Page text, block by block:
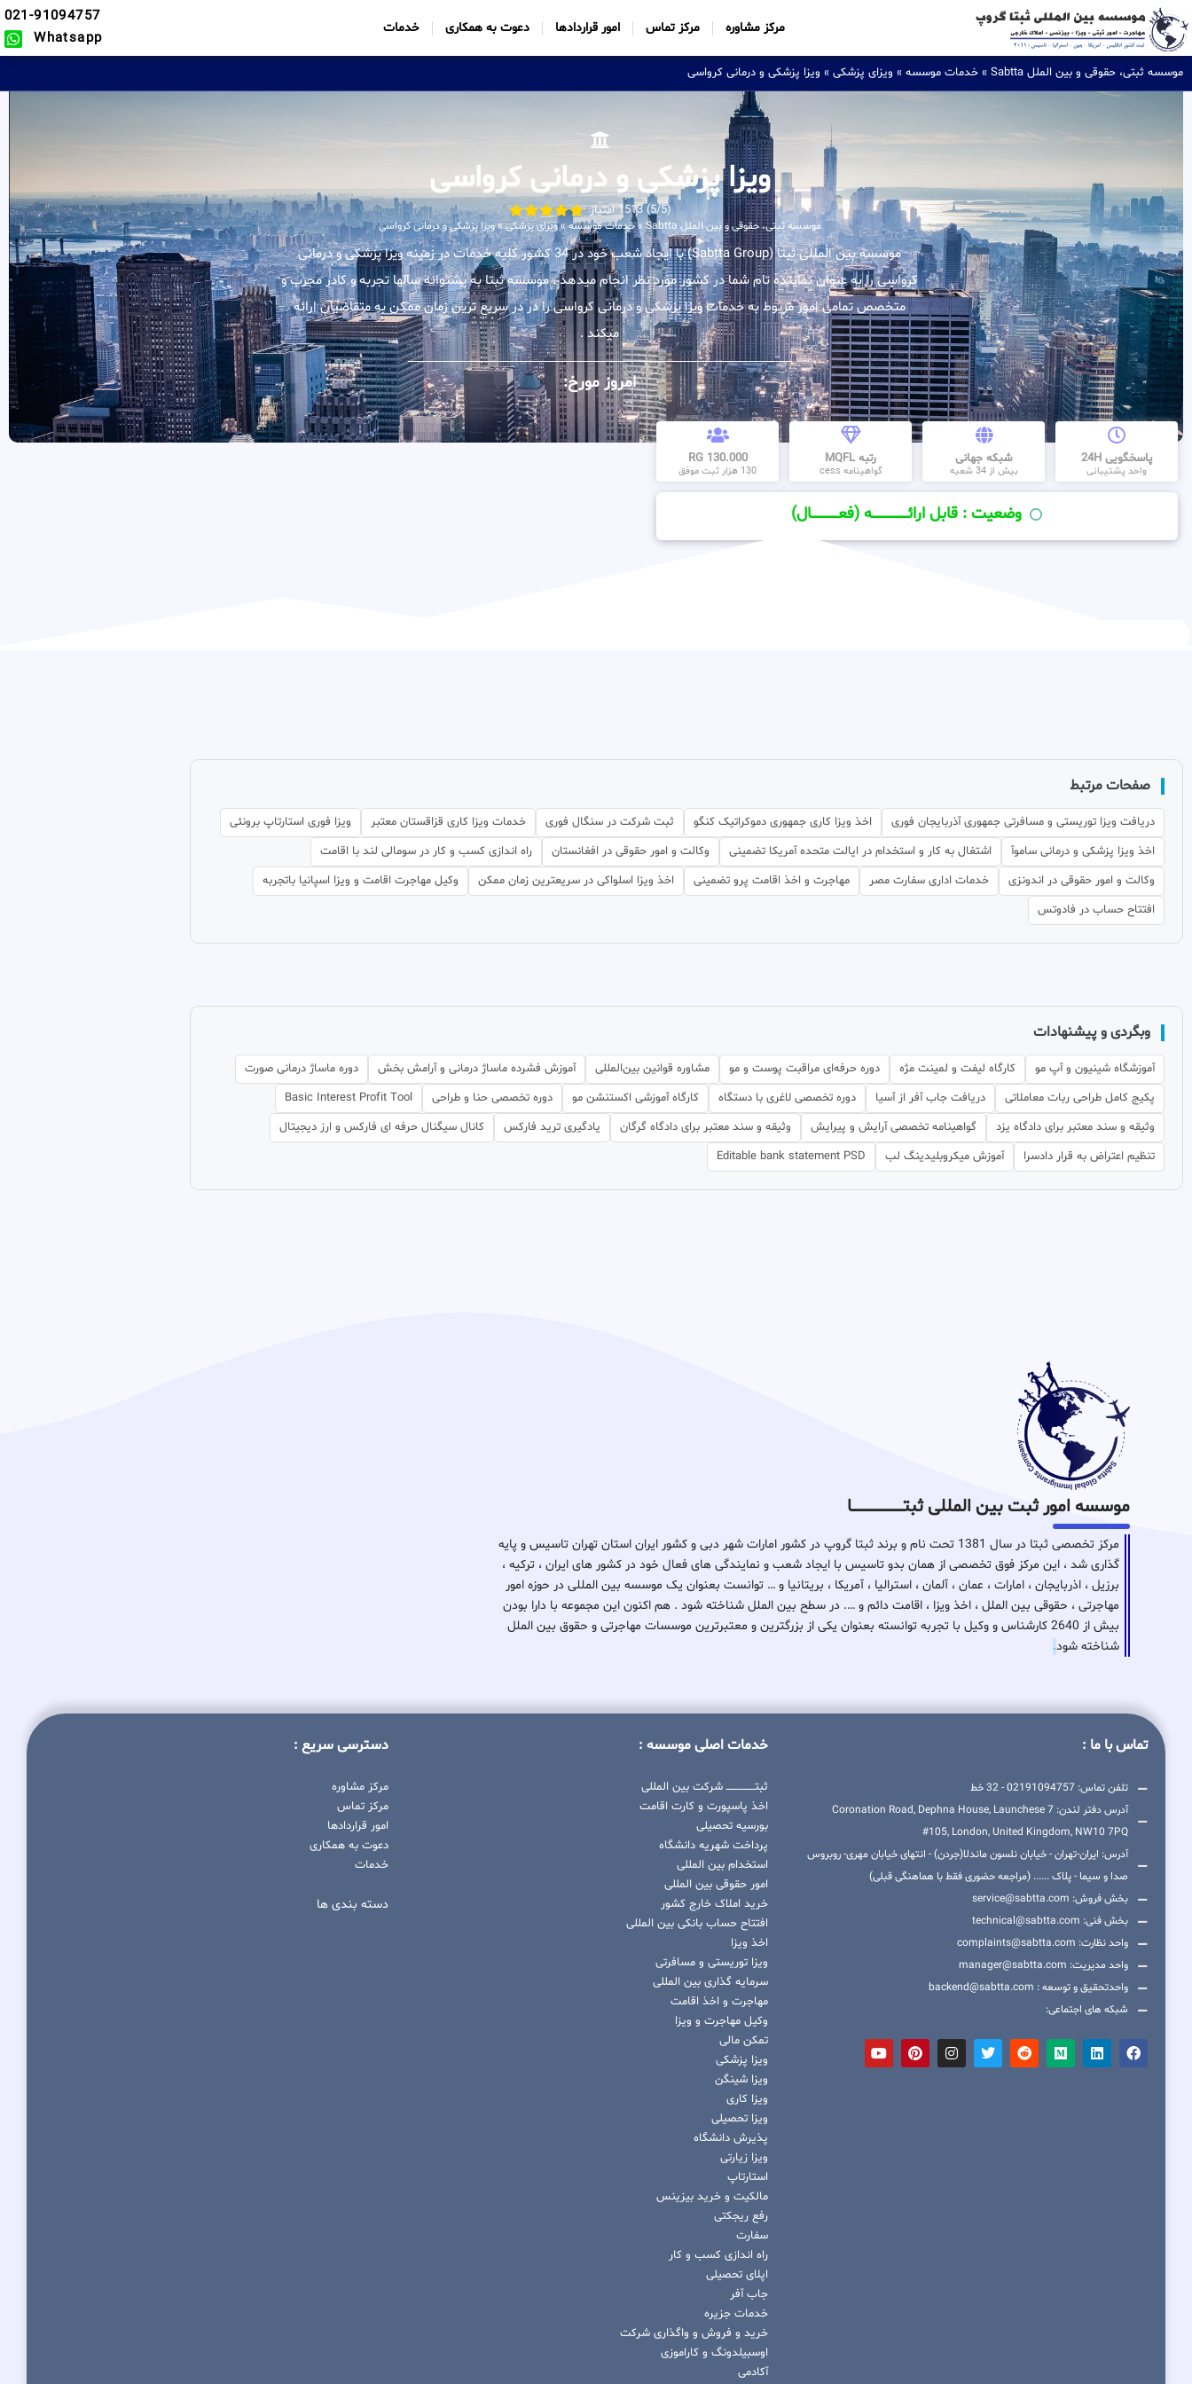
مرکز مشاوره مرکز تماس امور قراردادها دعوت به همکاری خدمات
021-91094757
Whatsapp
موسسه ثبتی، حقوقی و بین الملل Sabtta » خدمات موسسه » ویزای پزشکی » ویزا پزشکی و درمانی کرواسی
ویزا پزشکی و درمانی کرواسی
(5/5) 1513 امتیاز
موسسه ثبتی، حقوقی و بین الملل Sabtta »خدمات موسسه»ویزای پزشکی»ویزا پزشکی و درمانی کرواسی
موسسه بین المللی ثبتا (Sabtta Group) با ایجاد شعب خود در 34 کشور کلیه خدمات در زمینه ویزا پزشکی و درمانی
کرواسی را به عنوان نماینده تام شما در کشور مورد نظر انجام میدهد . موسسه ثبتا به پشتوانه سالها تجربه و کادر مجرب و
متخصص تمامی امور مربوط به خدمات ویزا پزشکی و درمانی کرواسی را در در سریع ترین زمان ممکن به متقاضیان ارائه
میکند .
امروز مورخ:
پاسخگویی 24H
واحد پشتیبانی
شبکه جهانی
بیش از 34 شعبه
رتبه MQFL
گواهینامه cess
130.000 RG
130 هزار ثبت موفق
وضعیت : قابل ارائــــــــــــــــــــه (فعـــــــــــــــال)
صفحات مرتبط
دریافت ویزا توریستی و مسافرتی جمهوری آذربایجان فوری اخذ ویزا کاری جمهوری دموکراتیک کنگو ثبت شرکت در سنگال فوری خدمات ویزا کاری قزاقستان معتبر
ویزا فوری استارتاپ برونئی
اخذ ویزا پزشکی و درمانی ساموآ
اشتغال به کار و استخدام در ایالت متحده آمریکا تضمینی وکالت و امور حقوقی در افغانستان
راه اندازی کسب و کار در سومالی لند با اقامت
وکالت و امور حقوقی در اندونزی
خدمات اداری سفارت مصر مهاجرت و اخذ اقامت پرو تضمینی اخذ ویزا اسلواکی در سریعترین زمان ممکن
وکیل مهاجرت اقامت و ویزا اسپانیا باتجربه
افتتاح حساب در فادوتس
وبگردی و پیشنهادات
آموزشگاه شینیون و آپ مو کارگاه لیفت و لمینت مژه دوره حرفه‌ای مراقبت پوست و مو مشاوره قوانین بین‌المللی آموزش فشرده ماساژ درمانی و آرامش بخش
دوره ماساژ درمانی صورت
پکیج کامل طراحی ربات معاملاتی
دریافت جاب آفر از آسیا دوره تخصصی لاغری با دستگاه کارگاه آموزشی اکستنشن مو دوره تخصصی حنا و طراحی
Basic Interest Profit Tool
وثیقه و سند معتبر برای دادگاه یزد
گواهینامه تخصصی آرایش و پیرایش وثیقه و سند معتبر برای دادگاه گرگان یادگیری ترید فارکس
کانال سیگنال حرفه ای فارکس و ارز دیجیتال
تنظیم اعتراض به قرار دادسرا
آموزش میکروبلیدینگ لب Editable bank statement PSD
موسسه امور ثبت بین المللی ثبتـــــــــــــــــــــــــــــا
مرکز تخصصی ثبتا در سال 1381 تحت نام و برند ثبتا گروپ در کشور امارات شهر دبی و کشور ایران استان تهران تاسیس و پایه
گذاری شد ، این مرکز فوق تخصصی از همان بدو تاسیس با ایجاد شعب و نمایندگی های فعال خود در کشور های ایران ، ترکیه ،
برزیل ، اذربایجان ، امارات ، عمان ، آلمان ، استرالیا ، آمریکا ، بریتانیا و … توانست بعنوان یک موسسه بین المللی در حوزه امور
مهاجرتی ، حقوقی بین الملل ، اخذ ویزا ، اقامت دائم و …. در سطح بین الملل شناخته شود . هم اکنون این مجموعه با دارا بودن
بیش از 2640 کارشناس و وکیل با تجربه توانسته بعنوان یکی از بزرگترین و معتبرترین موسسات مهاجرتی و حقوق بین الملل
شناخته شود.
تماس با ما :
تلفن تماس: 02191094757 - 32 خط
آدرس دفتر لندن: 7 Coronation Road, Dephna House, Launchese
#105, London, United Kingdom, NW10 7PQ
آدرس: ایران-تهران - خیابان نلسون ماندلا(جردن) - انتهای خیابان مهری- روبروس
صدا و سیما - پلاک ...... (مراجعه حضوری فقط با هماهنگی قبلی)
بخش فروش: service@sabtta.com
بخش فنی: technical@sabtta.com
واحد نظارت: complaints@sabtta.com
واحد مدیریت: manager@sabtta.com
واحدتحقیق و توسعه : backend@sabtta.com
شبکه های اجتماعی:
خدمات اصلی موسسه :
ثبتــــــــــــــــ شرکت بین المللی
اخذ پاسپورت و کارت اقامت
بورسیه تحصیلی
پرداخت شهریه دانشگاه
استخدام بین المللی
امور حقوقی بین المللی
خرید املاک خارج کشور
افتتاح حساب بانکی بین المللی
اخذ ویزا
ویزا توریستی و مسافرتی
سرمایه گذاری بین المللی
مهاجرت و اخذ اقامت
وکیل مهاجرت و ویزا
تمکن مالی
ویزا پزشکی
ویزا شینگن
ویزا کاری
ویزا تحصیلی
پذیرش دانشگاه
ویزا زیارتی
استارتاپ
مالکیت و خرید بیزینس
رفع ریجکتی
سفارت
راه اندازی کسب و کار
اپلای تحصیلی
جاب آفر
خدمات جزیره
خرید و فروش و واگذاری شرکت
اوسبیلدونگ و کاراموزی
آکادمی
دسترسی سریع :
مرکز مشاوره
مرکز تماس
امور قراردادها
دعوت به همکاری
خدمات
دسته بندی ها